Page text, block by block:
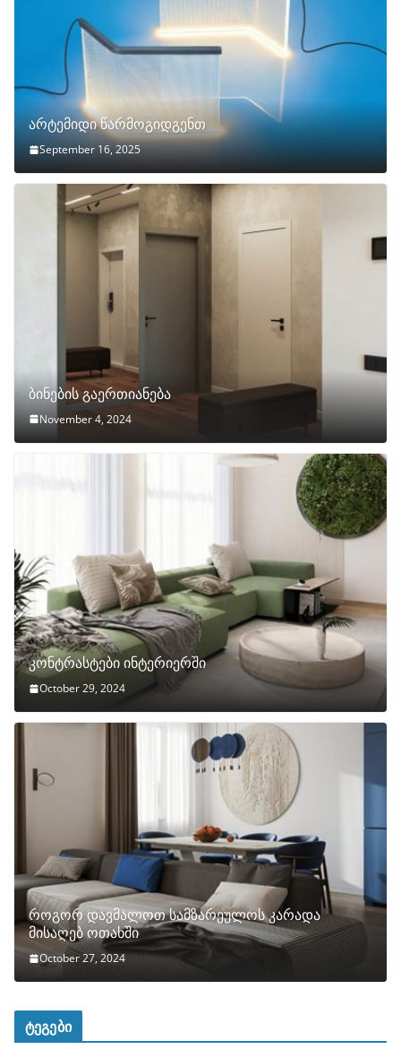
არტემიდი წარმოგიდგენთ
September 16, 2025
ბინების გაერთიანება
November 4, 2024
კონტრასტები ინტერიერში
October 29, 2024
როგორ დავმალოთ სამზარეულოს კარადა
მისაღებ ოთახში
October 27, 2024
ტეგები